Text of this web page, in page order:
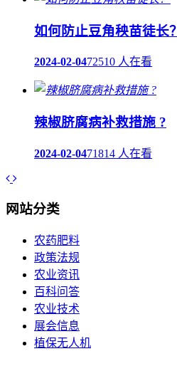
如何防止豆角秧苗徒长？
2024-02-0472510 人在看
辣椒脐腐病补救措施 ?
2024-02-0471814 人在看
网站分类
农药肥料
政策法规
农业资讯
百科问答
农业技术
展会信息
植保无人机